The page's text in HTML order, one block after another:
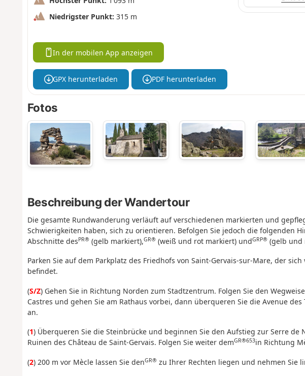
Niedrigster Punkt: 315 m
In der mobilen App anzeigen
GPX herunterladen PDF herunterladen
Fotos
Beschreibung der Wandertour
Die gesamte Rundwanderung verläuft auf verschiedenen markierten und
Schwierigkeiten haben, sich zu orientieren. Befolgen Sie jedoch die folgenden
Abschnitte desPR®(gelb markiert),GR®(weiß und rot markiert) undGRP®(gelb und
Parken Sie auf dem Parkplatz des Friedhofs von Saint-Gervais-sur-Mare, der
befindet.
(S/Z) Gehen Sie in Richtung Norden zum Stadtzentrum. Folgen Sie den
Castres und gehen Sie am Rathaus vorbei, dann überqueren Sie die Avenue
an.
(1) Überqueren Sie die Steinbrücke und beginnen Sie den Aufstieg zur Serre de
Ruinen des Château de Saint-Gervais. Folgen Sie weiter demGR®653in Richtung
(2) 200 m vor Mècle lassen Sie denGR®zu Ihrer Rechten liegen und nehmen Sie